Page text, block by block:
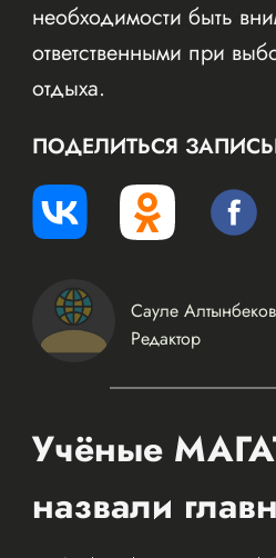
необходимости быть
ответственными при
отдыха.
ПОДЕЛИТЬСЯ
Сауле
Редактор
Учёные
назвали